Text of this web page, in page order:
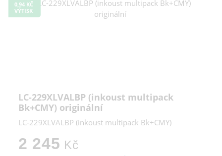
0,94 KČ
VÝTISK
LC-229XLVALBP (inkoust multipack
Bk+CMY) originální
LC-229XLVALBP (inkoust multipack Bk+CMY)
2 245 Kč